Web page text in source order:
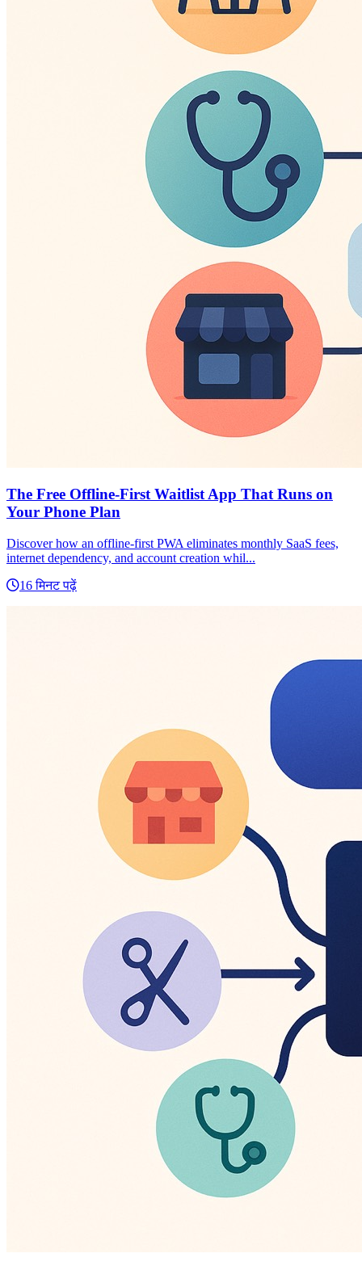
The Free Offline-First Waitlist App That Runs on
Your Phone Plan
Discover how an offline-first PWA eliminates monthly SaaS fees,
internet dependency, and account creation whil...
16 मिनट पढ़ें